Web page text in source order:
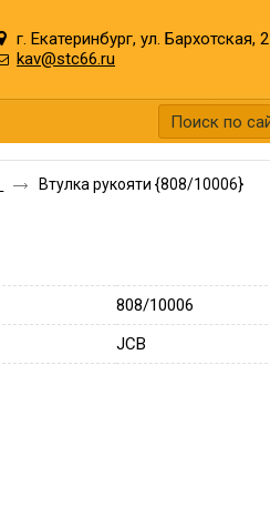
г. Екатеринбург, ул. Бархотская, 2
kav@stc66.ru
Втулка рукояти {808/10006}
808/10006
JCB